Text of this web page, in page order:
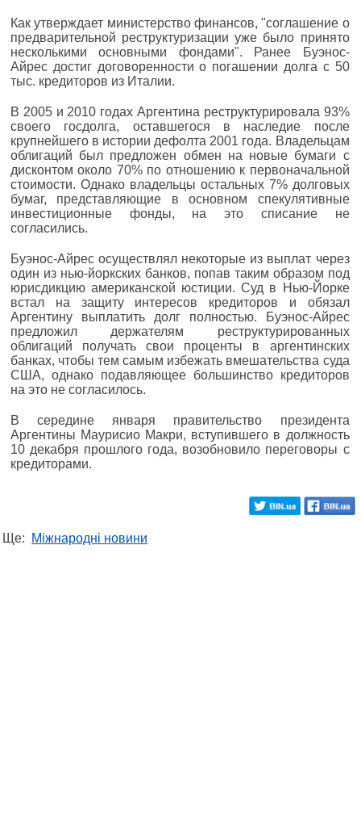
Как утверждает министерство финансов, "соглашение о
предварительной реструктуризации уже было принято
несколькими основными фондами". Ранее Буэнос-
Айрес достиг договоренности о погашении долга с 50
тыс. кредиторов из Италии.
В 2005 и 2010 годах Аргентина реструктурировала 93%
своего госдолга, оставшегося в наследие после
крупнейшего в истории дефолта 2001 года. Владельцам
облигаций был предложен обмен на новые бумаги с
дисконтом около 70% по отношению к первоначальной
стоимости. Однако владельцы остальных 7% долговых
бумаг, представляющие в основном спекулятивные
инвестиционные фонды, на это списание не
согласились.
Буэнос-Айрес осуществлял некоторые из выплат через
один из нью-йоркских банков, попав таким образом под
юрисдикцию американской юстиции. Суд в Нью-Йорке
встал на защиту интересов кредиторов и обязал
Аргентину выплатить долг полностью. Буэнос-Айрес
предложил держателям реструктурированных
облигаций получать свои проценты в аргентинских
банках, чтобы тем самым избежать вмешательства суда
США, однако подавляющее большинство кредиторов
на это не согласилось.
В середине января правительство президента
Аргентины Маурисио Макри, вступившего в должность
10 декабря прошлого года, возобновило переговоры с
кредиторами.
Ще: Міжнародні новини